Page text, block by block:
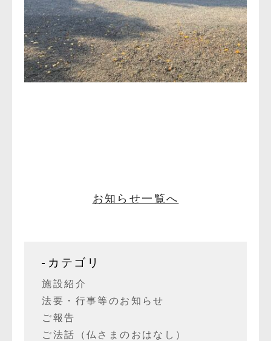
お知らせ一覧へ
カテゴリ
施設紹介
法要・行事等のお知らせ
ご報告
ご法話（仏さまのおはなし）